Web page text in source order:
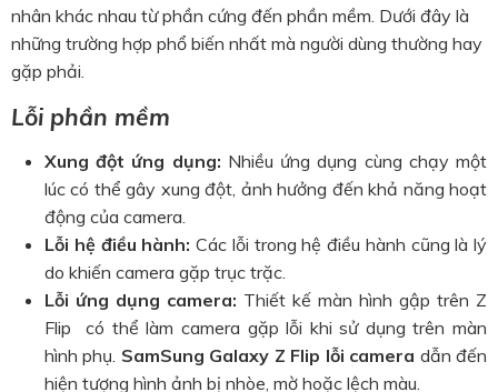
nhân khác nhau từ phần cứng đến phần mềm. Dưới đây là
những trường hợp phổ biến nhất mà người dùng thường hay
gặp phải.
Lỗi phần mềm
Xung đột ứng dụng: Nhiều ứng dụng cùng chạy một
lúc có thể gây xung đột, ảnh hưởng đến khả năng hoạt
động của camera.
Lỗi hệ điều hành: Các lỗi trong hệ điều hành cũng là lý
do khiến camera gặp trục trặc.
Lỗi ứng dụng camera: Thiết kế màn hình gập trên Z
Flip có thể làm camera gặp lỗi khi sử dụng trên màn
hình phụ. SamSung Galaxy Z Flip lỗi camera dẫn đến
hiện tượng hình ảnh bị nhòe, mờ hoặc lệch màu.